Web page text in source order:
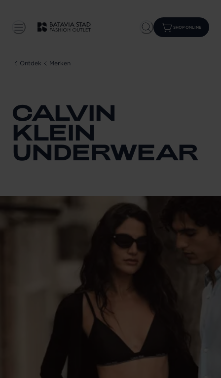
SHOP ONLINE
Ontdek Merken
CALVIN
KLEIN
UNDERWEAR